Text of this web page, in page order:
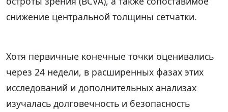
снижение центральной толщины сетчатки.
Хотя первичные конечные точки оценивались
через 24 недели, в расширенных фазах этих
исследований и дополнительных анализах
изучалась долговечность и безопасность